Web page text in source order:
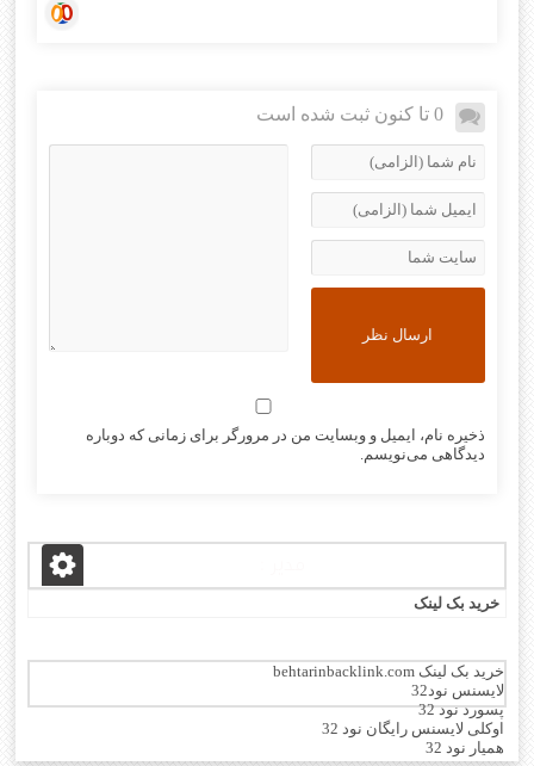
0 تا کنون ثبت شده است
ذخیره نام، ایمیل و وبسایت من در مرورگر برای زمانی که دوباره
دیدگاهی می‌نویسم.
خرید بک لینک
خرید بک لینک behtarinbacklink.com
لایسنس نود32
پسورد نود 32
اوکلی لایسنس رایگان نود 32
همیار نود 32